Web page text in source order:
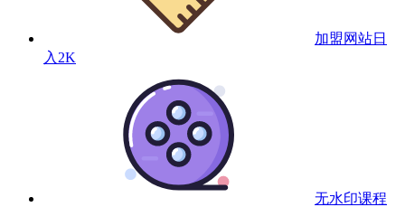
加盟网站日
入2K
无水印课程